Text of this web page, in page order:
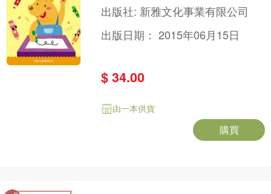
出版社: 新雅文化事業有限公司
出版日期：2015年06月15日
$ 34.00
由一本供貨
購買